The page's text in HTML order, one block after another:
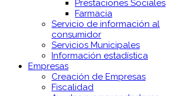
Prestaciones Sociales
Farmacia
Servicio de información al
consumidor
Servicios Municipales
Información estadística
Empresas
Creación de Empresas
Fiscalidad